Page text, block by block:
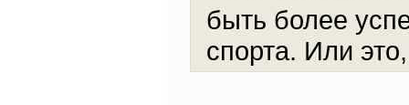
быть более
спорта. Или